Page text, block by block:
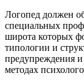
Логопед должен
специальных
широта которых
типологии и
предупреждения и
методах